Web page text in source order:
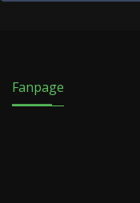
Fanpage